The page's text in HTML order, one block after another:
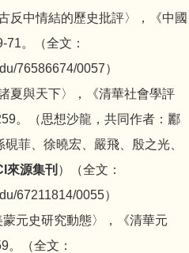
中情結的歷史批評〉，《中國
。（全文：
76586674/0057）
夏與天下〉，《清華社會學評
。（思想沙龍，共同作者：酈
菲、徐曉宏、嚴飛、殷之光、
來源集刊 ）（全文：
67211814/0055）
元史研究動態〉，《清華元
。（全文：